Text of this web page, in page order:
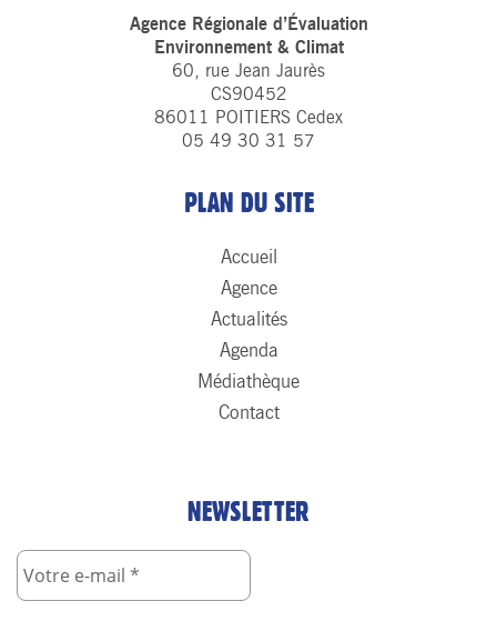
Agence Régionale d’Évaluation
Environnement & Climat
60, rue Jean Jaurès
CS90452
86011 POITIERS Cedex
05 49 30 31 57
PLAN DU SITE
Accueil
Agence
Actualités
Agenda
Médiathèque
Contact
NEWSLETTER